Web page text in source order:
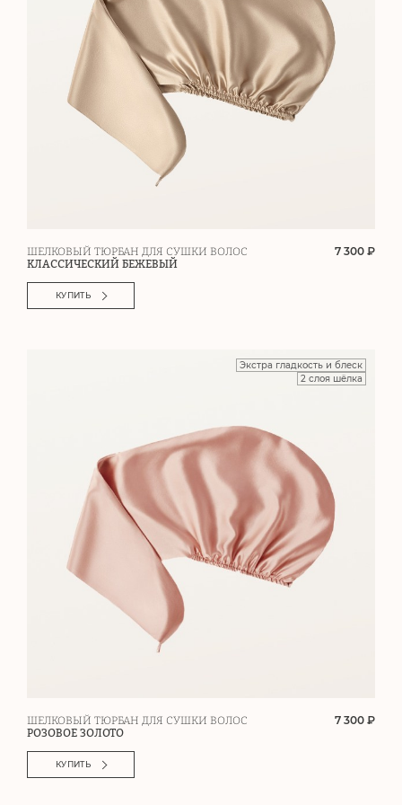
ШЕЛКОВЫЙ ТЮРБАН ДЛЯ СУШКИ ВОЛОС
КЛАССИЧЕСКИЙ БЕЖЕВЫЙ
7 300 ₽
КУПИТЬ
Экстра гладкость и блеск
2 слоя шёлка
ШЕЛКОВЫЙ ТЮРБАН ДЛЯ СУШКИ ВОЛОС
РОЗОВОЕ ЗОЛОТО
7 300 ₽
КУПИТЬ